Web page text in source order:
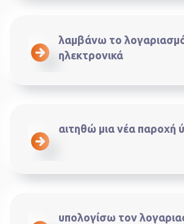
λαμβάνω το
ηλεκτρονικά
αιτηθώ μια νέα παροχή
υπολογίσω τον